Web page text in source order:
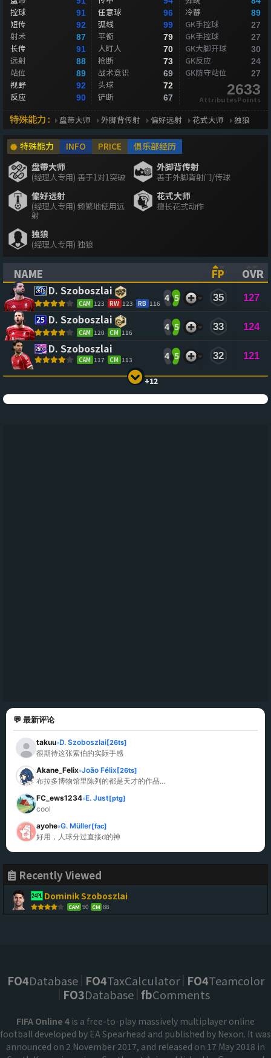
控球 91
短传 92
射术 87
长传 91
远射 88
站位 89
视野 92
反应 90
任意球 96
弧线 99
平衡 79
人盯人 70
抢断 73
战术意识 69
头球 72
铲断 67
冷静 89
GK手控球 27
GK手控球 27
GK大脚开球 30
GK反应 24
GK防守站位 27
2633
AttributesPoints
特殊能力 : 盘带大师 外脚背传射 偏好远射 花式大师 独狼
特殊能力 INFO PRICE
俱乐部经历
盘带大师
(经理人专用) 善于1对1突破
外脚背传射
善于外脚背射门/传球
偏好远射
(经理人专用) 频繁地使用远
射
花式大师
擅长花式动作
独狼
(经理人专用) 独狼
NAME
(CLICK TO SORT ASCENDING)
FP
OVR
D. Szoboszlai
CAM 123 RW 123 RB 116
4 5 35 127
D. Szoboszlai
CAM 120 CM 116
4 5 33 124
D. Szoboszlai
CAM 117 CM 113 4 5 32 121
+12
💬 最新评论
takuu»D. Szoboszlai[26ts]
很期待这张索伯的实际手感
Akane_Felix»João Félix[26ts]
布拉多博物馆里陈列的都是天才的作品…
FC_ews1234»E. Just[ptg]
cool
ayohe»G. Müller[fac]
好用，人球分过直接d的神
Recently Viewed
Dominik Szoboszlai
CAM 90 CM 88
FO4Database FO4TaxCalculator FO4Teamcolor
FO3Database fbComments
FIFA Online 4 is a free-to-play massively multiplayer online
football developed by EA Spearhead and published by Nexon. It was
announced on 2 November 2017, and released on 17 May 2018 in